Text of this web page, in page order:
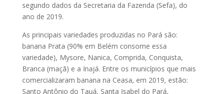
segundo dados da Secretaria da Fazenda (Sefa), do
ano de 2019.
As principais variedades produzidas no Pará são:
banana Prata (90% em Belém consome essa
variedade), Mysore, Nanica, Comprida, Conquista,
Branca (maçã) e a Inajá. Entre os municípios que mais
comercializaram banana na Ceasa, em 2019, estão:
Santo Antônio do Tauá, Santa Isabel do Pará,